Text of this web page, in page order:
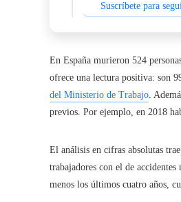
Suscríbete para
En España murieron 524
ofrece una lectura positiva: son
del Ministerio de Trabajo.
previos. Por ejemplo, en 2018
El análisis en cifras absolutas
trabajadores con el de
menos los últimos cuatro años,